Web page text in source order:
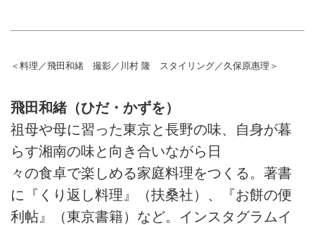
＜料理／飛田和緒 撮影／川村 隆 スタイリング／久保原惠理＞
飛田和緒（ひだ・かずを）
祖母や母に習った東京と長野の味、自身が暮
らす湘南の味と向き合いながら日
々の食卓で楽しめる家庭料理をつくる。著書
に『くり返し料理』（扶桑社）、『お餅の便
利帖』（東京書籍）など。インスタグラムイ